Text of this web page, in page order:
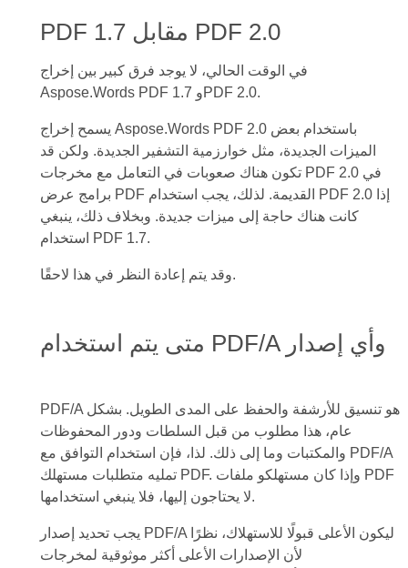
PDF 1.7 مقابل PDF 2.0
في الوقت الحالي، لا يوجد فرق كبير بين إخراج
Aspose.Words PDF 1.7 وPDF 2.0.
يسمح إخراج Aspose.Words PDF 2.0 باستخدام بعض
الميزات الجديدة، مثل خوارزمية التشفير الجديدة. ولكن قد
تكون هناك صعوبات في التعامل مع مخرجات PDF 2.0 في
برامج عرض PDF القديمة. لذلك، يجب استخدام PDF 2.0 إذا
كانت هناك حاجة إلى ميزات جديدة. وبخلاف ذلك، ينبغي
استخدام PDF 1.7.
وقد يتم إعادة النظر في هذا لاحقًا.
متى يتم استخدام PDF/A وأي إصدار
PDF/A هو تنسيق للأرشفة والحفظ على المدى الطويل. بشكل
عام، هذا مطلوب من قبل السلطات ودور المحفوظات
والمكتبات وما إلى ذلك. لذا، فإن استخدام التوافق مع PDF/A
تمليه متطلبات مستهلك PDF. وإذا كان مستهلكو ملفات PDF
لا يحتاجون إليها، فلا ينبغي استخدامها.
يجب تحديد إصدار PDF/A ليكون الأعلى قبولًا للاستهلاك، نظرًا
لأن الإصدارات الأعلى أكثر موثوقية لمخرجات